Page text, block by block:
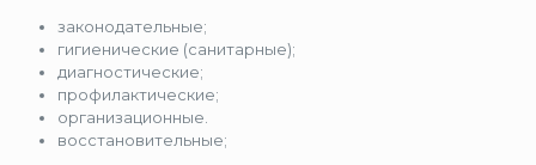
законодательные;
гигиенические (санитарные);
диагностические;
профилактические;
организационные.
восстановительные;